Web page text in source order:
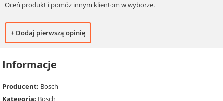
Oceń produkt i pomóż innym klientom w wyborze.
+ Dodaj pierwszą opinię
Informacje
Producent: Bosch
Kategoria: Bosch